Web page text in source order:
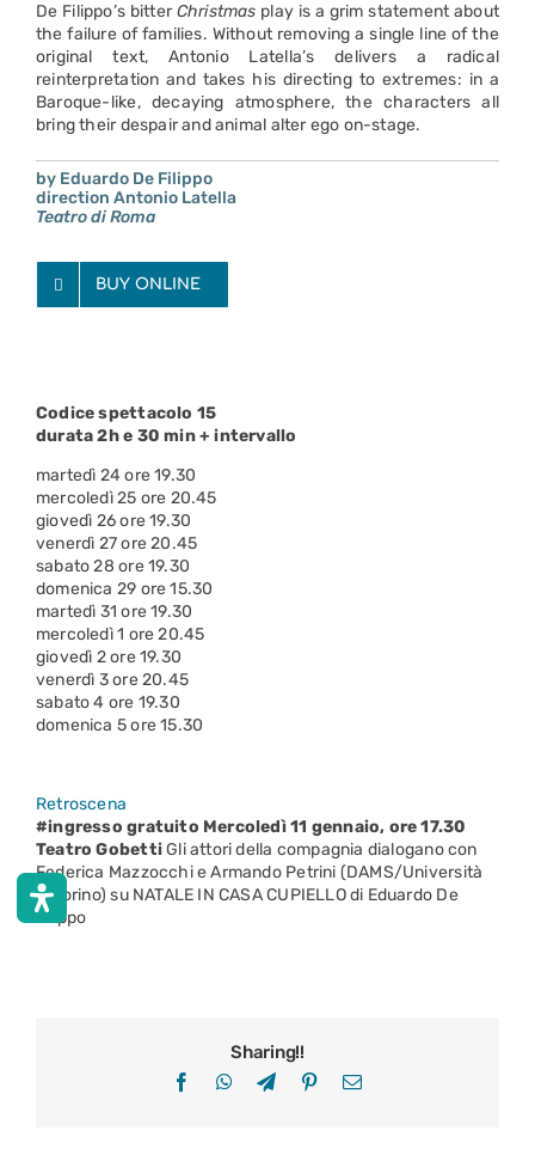
De Filippo’s bitter Christmas play is a grim statement about
the failure of families. Without removing a single line of the
original text, Antonio Latella’s delivers a radical
reinterpretation and takes his directing to extremes: in a
Baroque-like, decaying atmosphere, the characters all
bring their despair and animal alter ego on-stage.
by Eduardo De Filippo
direction Antonio Latella
Teatro di Roma
BUY ONLINE
Codice spettacolo 15
durata 2h e 30 min + intervallo
martedì 24 ore 19.30
mercoledì 25 ore 20.45
giovedì 26 ore 19.30
venerdì 27 ore 20.45
sabato 28 ore 19.30
domenica 29 ore 15.30
martedì 31 ore 19.30
mercoledì 1 ore 20.45
giovedì 2 ore 19.30
venerdì 3 ore 20.45
sabato 4 ore 19.30
domenica 5 ore 15.30
Retroscena
#ingresso gratuito Mercoledì 11 gennaio, ore 17.30
Teatro GobettiGli attori della compagnia dialogano con
Federica Mazzocchi e Armando Petrini (DAMS/Università
di Torino) su NATALE IN CASA CUPIELLO di Eduardo De
Filippo
Sharing!!
FacebookWhatsApp
TelegramPinterestEmail